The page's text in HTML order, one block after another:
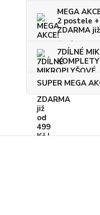
MEGA
2 postele
ZDARMA
7DÍLNÉ
SUPER MEGA